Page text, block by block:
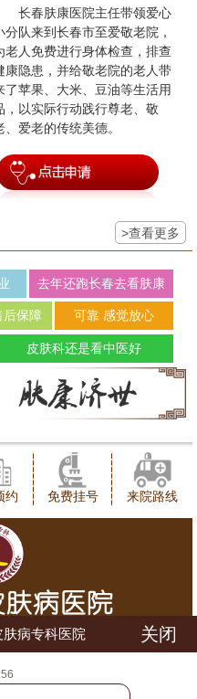
长春肤康医院主任带领爱心
分队来到长春市至爱敬老院，
老人免费进行身体检查，排查
康隐患，并给敬老院的老人带
了苹果、大米、豆油等生活用
，以实际行动践行尊老、敬
、爱老的传统美德。
>查看更多
去年还跑长春去看肤康
后保障 可靠 感觉放心
皮肤科还是看中医好
约 免费挂号 来院路线
大路1566号网站地图
病专科医院 关闭